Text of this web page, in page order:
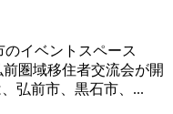
のイベントスペース
前圏域移住者交流会が開
弘前市、黒石市、...